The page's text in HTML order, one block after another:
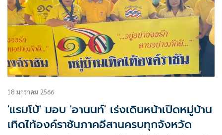
18 มกราคม 2566
'แรมโบ้' มอบ 'อานนท์' เร่งเดินหน้าเปิดหมู่บ้าน
เทิดไท้องค์ราชันภาคอีสานครบทุกจังหวัด